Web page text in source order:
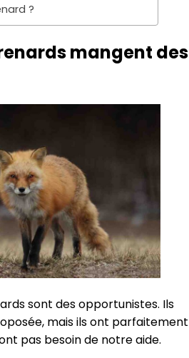
?
mangent des
sont des opportunistes. Ils
mais ils ont parfaitement
pas besoin de notre aide.